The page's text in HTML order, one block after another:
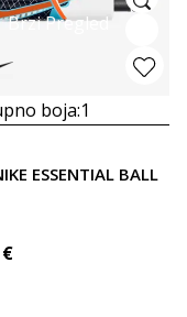
Brzi Pregled
boja:1
ESSENTIAL BALL
€